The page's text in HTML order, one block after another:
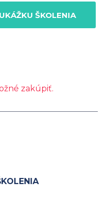
ŠKOLENIA
zakúpiť.